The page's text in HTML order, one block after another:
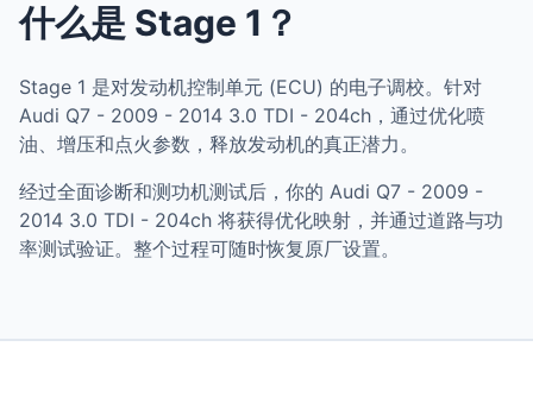
什么是 Stage 1？
Stage 1 是对发动机控制单元 (ECU) 的电子调校。针对
Audi Q7 - 2009 - 2014 3.0 TDI - 204ch，通过优化喷
油、增压和点火参数，释放发动机的真正潜力。
经过全面诊断和测功机测试后，你的 Audi Q7 - 2009 -
2014 3.0 TDI - 204ch 将获得优化映射，并通过道路与功
率测试验证。整个过程可随时恢复原厂设置。